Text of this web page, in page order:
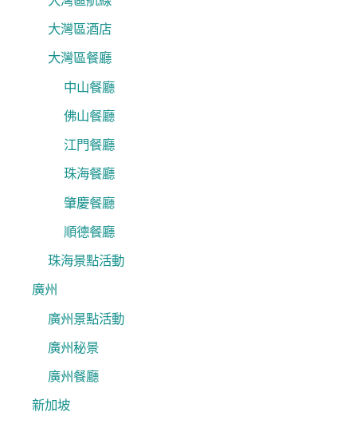
大灣區酒店
大灣區餐廳
中山餐廳
佛山餐廳
江門餐廳
珠海餐廳
肇慶餐廳
順德餐廳
珠海景點活動
廣州
廣州景點活動
廣州秘景
廣州餐廳
新加坡